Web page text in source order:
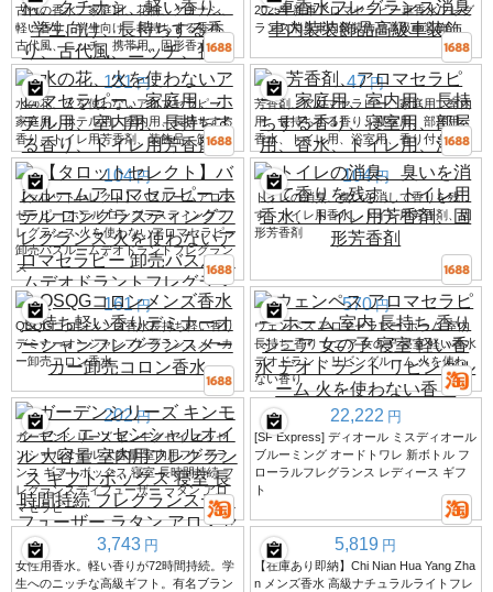
古代の香水、家庭用、花柄、クチナシ、
軽い香り、学生向け、長持ちする香り、
古代風、ニッチ、携帯用、固形香水
2025年新車アロマセラピー車香水フレグ
ランス消臭車内装装飾品高級車装飾
131 円
水の花、火を使わないアロマセラピー、
家庭用、ホテル用、室内用、長持ちする
香り、トイレ用芳香剤、装飾品、卸売
47 円
芳香剤、アロマセラピー、家庭用、室内
用、長持ちする香り、寝室用、部屋用、
香水、トイレ用、浴室用、香り付き香水
104 円
【タロットセレクト】バスルームアロマ
セラピー ホテル ロングラスティングフ
レグランス 火を使わないアロマセラピー
卸売バスルームデオドラントフレグラン
ス
104 円
トイレの消臭、臭いを消して香りを残
す、トイレ用香水、トイレ用芳香剤、固
形芳香剤
161 円
QSQGコロンメンズ香水長持ち軽い香り
デミナーオーシャンフレグランスメーカ
ー卸売コロン香水
570 円
ウェンペス アロマセラピー ホーム 室内
長持ち 香り シニア 女の子 寝室 軽い香水
デオドラント リビングルーム 火を使わ
ない香り
202 円
ガーデンシリーズ キンモクセイ エッセ
ンシャルオイル 大容量 室内用フレグラ
ンス ギフトボックス 寝室 長時間持続 フ
レグランスディフューザー ラタン アロ
マセラピー
22,222 円
[SF Express] ディオール ミスディオール
ブルーミング オードトワレ 新ボトル フ
ローラルフレグランス レディース ギフ
ト
3,743 円
女性用香水。軽い香りが72時間持続。学
生へのニッチな高級ギフト。有名ブラン
5,819 円
【在庫あり即納】Chi Nian Hua Yang Zha
n メンズ香水 高級ナチュラルライトフレ